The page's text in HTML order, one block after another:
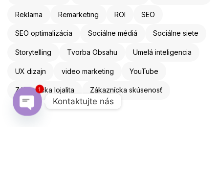
Reklama Remarketing ROI SEO
SEO optimalizácia Sociálne médiá Sociálne siete
Storytelling Tvorba Obsahu Umelá inteligencia
UX dizajn video marketing YouTube
Zákaznícka lojalita Zákaznícka skúsenosť
Kontaktujte nás
1